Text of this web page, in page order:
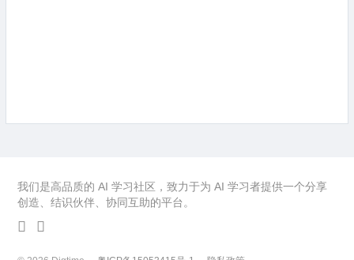
我们是高品质的 AI 学习社区，致力于为 AI 学习者提供一个分享
创造、结识伙伴、协同互助的平台。